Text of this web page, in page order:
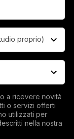
a ricevere novità
o servizi offerti
utilizzati per
nella nostra